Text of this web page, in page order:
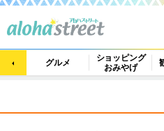
グルメ
ショッピング
おみやげ